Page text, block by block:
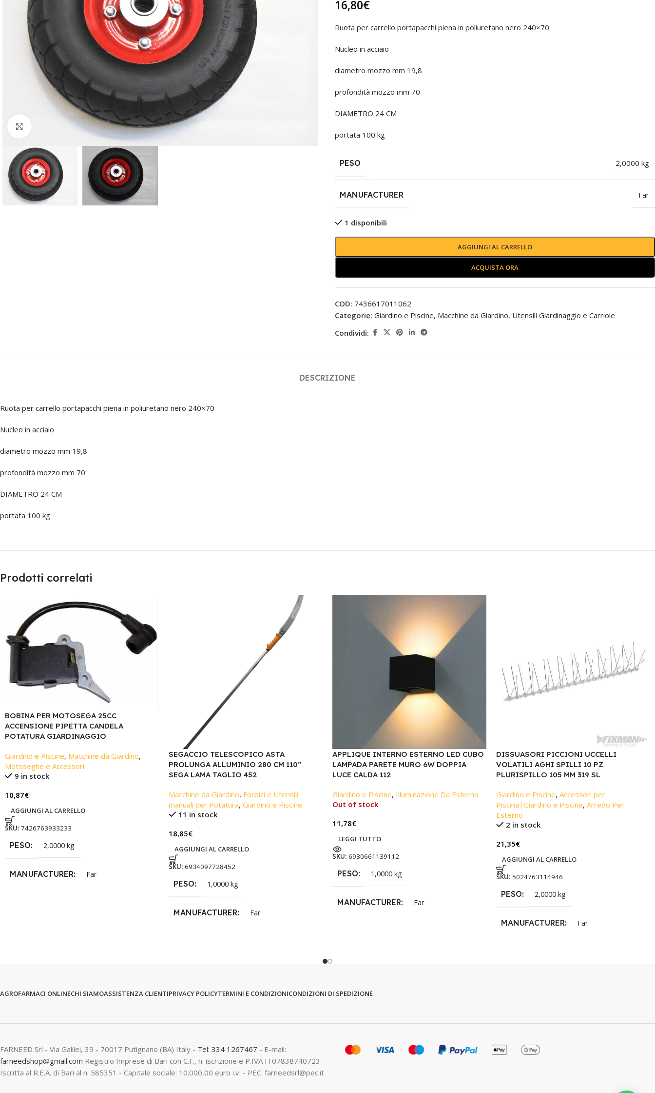
Click to enlarge
16,80€
Ruota per carrello portapacchi piena in poliuretano nero 240×70
Nucleo in acciaio
diametro mozzo mm 19,8
profondità mozzo mm 70
DIAMETRO 24 CM
portata 100 kg
PESO 2,0000 kg
MANUFACTURER Far
1 disponibili
AGGIUNGI AL CARRELLO
ACQUISTA ORA
COD: 7436617011062
Categorie: Giardino e Piscine, Macchine da Giardino, Utensili Giardinaggio e Carriole
Condividi:
DESCRIZIONE
Ruota per carrello portapacchi piena in poliuretano nero 240×70
Nucleo in acciaio
diametro mozzo mm 19,8
profondità mozzo mm 70
DIAMETRO 24 CM
portata 100 kg
Prodotti correlati
BOBINA PER MOTOSEGA 25CC
ACCENSIONE PIPETTA CANDELA
POTATURA GIARDINAGGIO
Giardino e Piscine, Macchine da Giardino,
Motoseghe e Accessori
9 in stock
10,87€
AGGIUNGI AL CARRELLO
SKU: 7426763933233
PESO 2,0000 kg
MANUFACTURER Far
SEGACCIO TELESCOPICO ASTA
PROLUNGA ALLUMINIO 280 CM 110”
SEGA LAMA TAGLIO 452
Macchine da Giardino, Forbici e Utensili
manuali per Potatura, Giardino e Piscine
11 in stock
18,85€
AGGIUNGI AL CARRELLO
SKU: 6934097728452
PESO 1,0000 kg
MANUFACTURER Far
APPLIQUE INTERNO ESTERNO LED CUBO
LAMPADA PARETE MURO 6W DOPPIA
LUCE CALDA 112
Giardino e Piscine, Illuminazione Da Esterno
Out of stock
11,78€
LEGGI TUTTO
SKU: 6930661139112
PESO 1,0000 kg
MANUFACTURER Far
DISSUASORI PICCIONI UCCELLI
VOLATILI AGHI SPILLI 10 PZ
PLURISPILLO 105 MM 319 SL
Giardino e Piscine, Accessori per
Piscina|Giardino e Piscine, Arredo Per
Esterno
2 in stock
21,35€
AGGIUNGI AL CARRELLO
SKU: 5024763114946
PESO 2,0000 kg
MANUFACTURER Far
AGROFARMACI ONLINECHI SIAMOASSISTENZA CLIENTIPRIVACY POLICYTERMINI E CONDIZIONICONDIZIONI DI SPEDIZIONE
FARNEED Srl - Via Galilei, 39 - 70017 Putignano (BA) Italy - Tel: 334 1267467 - E-mail:
farneedshop@gmail.com Registro Imprese di Bari con C.F., n. iscrizione e P.IVA IT07838740723 -
Iscritta al R.E.A. di Bari al n. 585351 - Capitale sociale: 10.000,00 euro i.v. - PEC: farneedsrl@pec.it